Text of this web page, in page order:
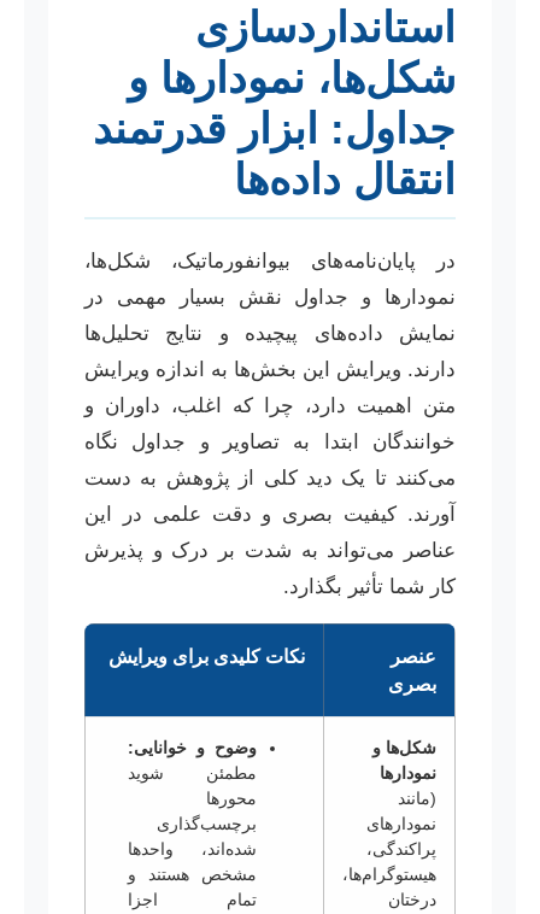
استانداردسازی
شکل‌ها، نمودارها و
جداول: ابزار قدرتمند
انتقال داده‌ها
در پایان‌نامه‌های بیوانفورماتیک، شکل‌ها،
نمودارها و جداول نقش بسیار مهمی در
نمایش داده‌های پیچیده و نتایج تحلیل‌ها
دارند. ویرایش این بخش‌ها به اندازه ویرایش
متن اهمیت دارد، چرا که اغلب، داوران و
خوانندگان ابتدا به تصاویر و جداول نگاه
می‌کنند تا یک دید کلی از پژوهش به دست
آورند. کیفیت بصری و دقت علمی در این
عناصر می‌تواند به شدت بر درک و پذیرش
کار شما تأثیر بگذارد.
عنصر
بصری
نکات کلیدی برای ویرایش
شکل‌ها و
نمودارها
(مانند
نمودارهای
پراکندگی،
هیستوگرام‌ها،
درختان
وضوح و خوانایی:
مطمئن شوید
محورها
برچسب‌گذاری
شده‌اند، واحدها
مشخص هستند و
تمام اجزا